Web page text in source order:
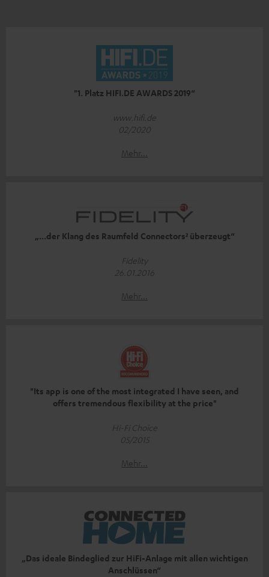
"1. Platz HIFI.DE AWARDS 2019“
www.hifi.de
02/2020
Mehr...
„...der Klang des Raumfeld Connectors² überzeugt“
Fidelity
26.01.2016
Mehr...
"Its app is one of the most integrated I have seen, and
offers tremendous flexibility at the price"
Hi-Fi Choice
05/2015
Mehr...
„Das ideale Bindeglied zur HiFi-Anlage mit allen wichtigen
Anschlüssen“